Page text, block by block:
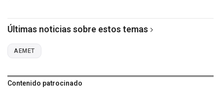
Últimas noticias sobre estos temas
AEMET
Contenido patrocinado